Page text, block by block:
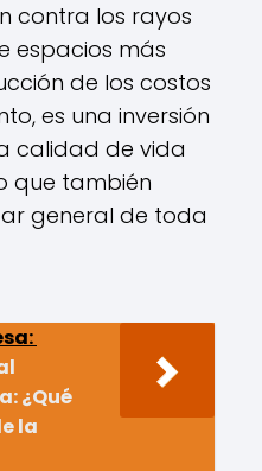
contra los rayos
espacios más
de los costos
es una inversión
calidad de vida
que también
general de toda
¿Qué
la